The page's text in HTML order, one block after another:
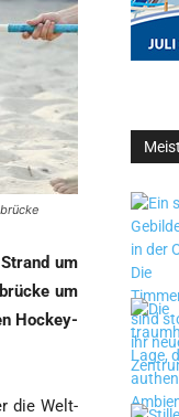
um
um
Hockey-
die Welt­